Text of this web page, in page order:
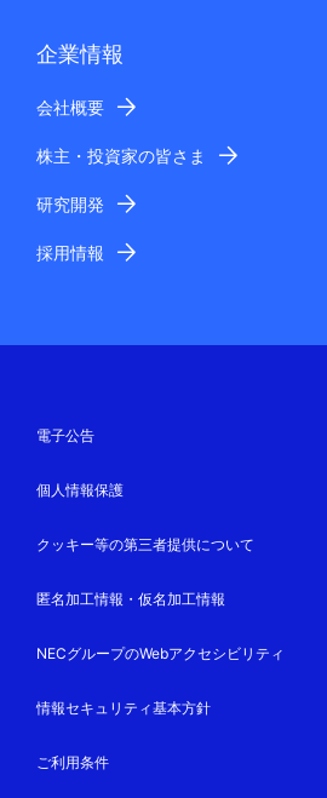
企業情報
会社概要
株主・投資家の皆さま
研究開発
採用情報
電子公告
個人情報保護
クッキー等の第三者提供について
匿名加工情報・仮名加工情報
NECグループのWebアクセシビリティ
情報セキュリティ基本方針
ご利用条件